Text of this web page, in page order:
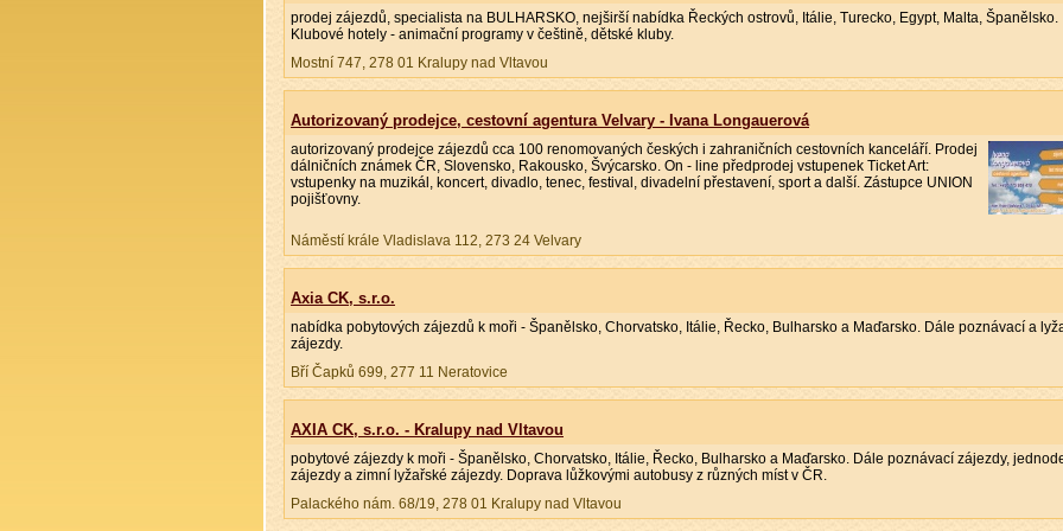
prodej zájezdů, specialista na BULHARSKO, nejširší nabídka Řeckých ostrovů, Itálie, Turecko, Egypt, Malta, Španělsko.
Klubové hotely - animační programy v češtině, dětské kluby.
Mostní 747, 278 01 Kralupy nad Vltavou
Autorizovaný prodejce, cestovní agentura Velvary - Ivana Longauerová
autorizovaný prodejce zájezdů cca 100 renomovaných českých i zahraničních cestovních kanceláří. Prodej
dálničních známek ČR, Slovensko, Rakousko, Švýcarsko. On - line předprodej vstupenek Ticket Art:
vstupenky na muzikál, koncert, divadlo, tenec, festival, divadelní přestavení, sport a další. Zástupce UNION
pojišťovny.
Náměstí krále Vladislava 112, 273 24 Velvary
Axia CK, s.r.o.
nabídka pobytových zájezdů k moři - Španělsko, Chorvatsko, Itálie, Řecko, Bulharsko a Maďarsko. Dále poznávací a
zájezdy.
Bří Čapků 699, 277 11 Neratovice
AXIA CK, s.r.o. - Kralupy nad Vltavou
pobytové zájezdy k moři - Španělsko, Chorvatsko, Itálie, Řecko, Bulharsko a Maďarsko. Dále poznávací zájezdy,
zájezdy a zimní lyžařské zájezdy. Doprava lůžkovými autobusy z různých míst v ČR.
Palackého nám. 68/19, 278 01 Kralupy nad Vltavou